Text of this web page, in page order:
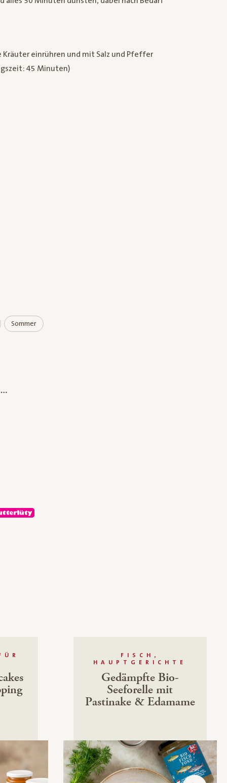
einrühren und mit Salz und Pfeffer
45 Minuten)
Sommer
FISCH,
HAUPTGERICHTE
Gedämpfte Bio-
Seeforelle mit
Pastinake & Edamame